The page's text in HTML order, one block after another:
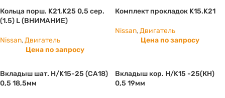
Кольца порш. K21,K25 0,5 сер.
(1.5) L (ВНИМАНИЕ)
Nissan,Двигатель
Цена по запросу
Комплект прокладок K15.K21
Nissan,Двигатель
Цена по запросу
Вкладыш шат. Н/K15-25 (СА18)
0,5 18,5мм
Вкладыш кор. Н/K15 -25(КН)
0,5 19мм